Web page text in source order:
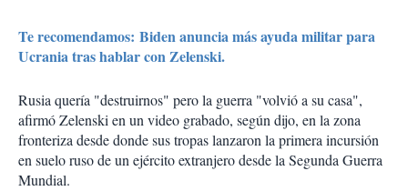
Te recomendamos: Biden anuncia más ayuda militar para
Ucrania tras hablar con Zelenski.
Rusia quería "destruirnos" pero la guerra "volvió a su casa",
afirmó Zelenski en un video grabado, según dijo, en la zona
fronteriza desde donde sus tropas lanzaron la primera incursión
en suelo ruso de un ejército extranjero desde la Segunda Guerra
Mundial.